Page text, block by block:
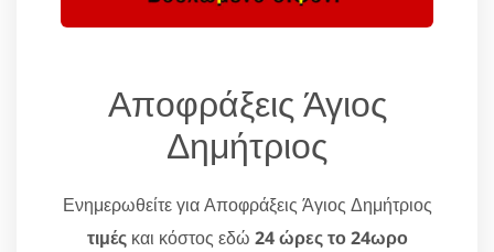
Αποφράξεις Άγιος
Δημήτριος
Ενημερωθείτε για Αποφράξεις Άγιος Δημήτριος
τιμέςκαι κόστος εδώ 24 ώρες το 24ωρο